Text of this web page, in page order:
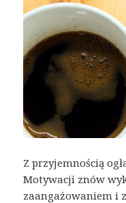
Z przyjemnością
Motywacji znów
zaangażowaniem i